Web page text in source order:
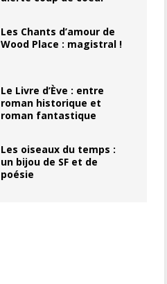
Les Chants d’amour de
Wood Place : magistral !
Le Livre d’Ève : entre
roman historique et
roman fantastique
Les oiseaux du temps :
un bijou de SF et de
poésie